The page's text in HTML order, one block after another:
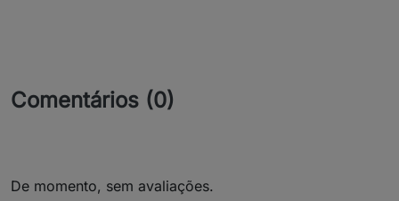
Comentários (0)
De momento, sem avaliações.